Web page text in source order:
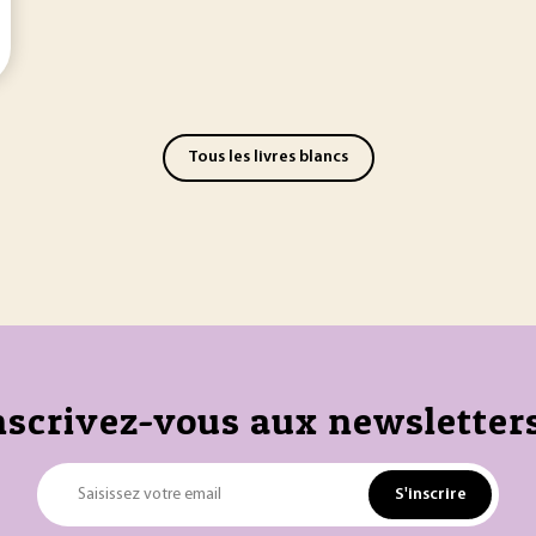
Tous les livres blancs
vous aux
Saisissez votre email S'inscrire